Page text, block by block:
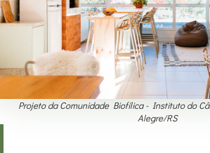
Projeto da Comunidade Biofílica - Instituto do
Alegre/RS